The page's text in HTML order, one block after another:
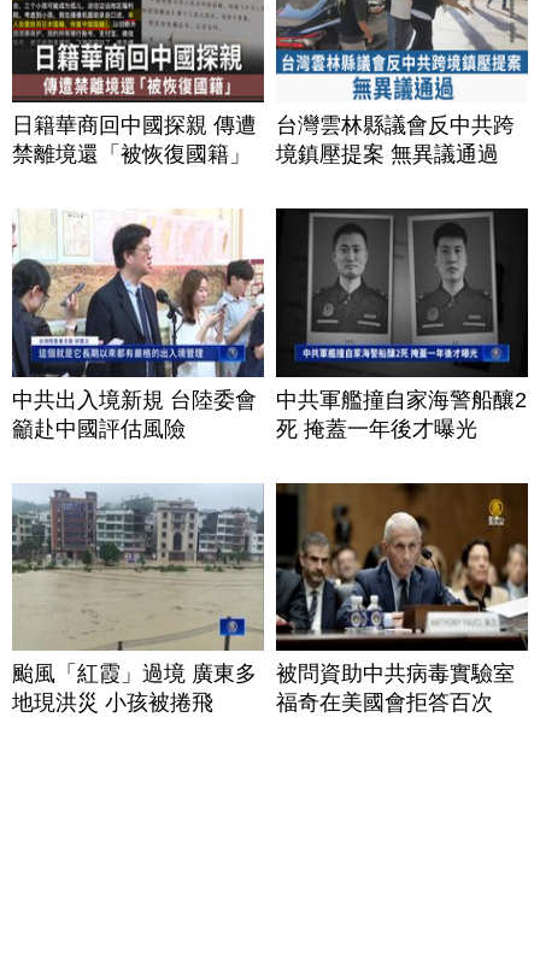
日籍華商回中國探親 傳遭
禁離境還「被恢復國籍」
台灣雲林縣議會反中共跨
境鎮壓提案 無異議通過
中共出入境新規 台陸委會
籲赴中國評估風險
中共軍艦撞自家海警船釀2
死 掩蓋一年後才曝光
颱風「紅霞」過境 廣東多
地現洪災 小孩被捲飛
被問資助中共病毒實驗室
福奇在美國會拒答百次